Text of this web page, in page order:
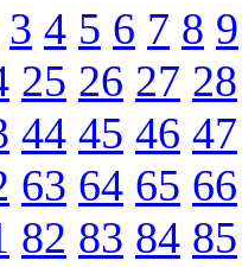
3 4 5 6 7 8 9
25 26 27 28
44 45 46 47
63 64 65 66
82 83 84 85